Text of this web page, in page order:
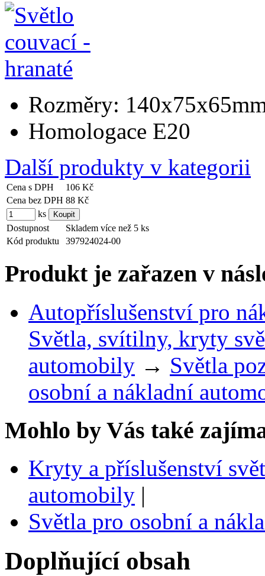
Rozměry:
Homologace E20
Další produkty v kategorii
Cena s DPH
106 Kč
Cena bez DPH 88 Kč
ks
Dostupnost
Skladem více než 5 ks
Kód produktu
397924024-00
Produkt je zařazen v
Autopříslušenství pro
Světla, svítilny, kryty
automobily → Světla
osobní a nákladní
Mohlo by Vás také
Kryty a příslušenství
automobily |
Světla pro osobní a
Doplňující obsah